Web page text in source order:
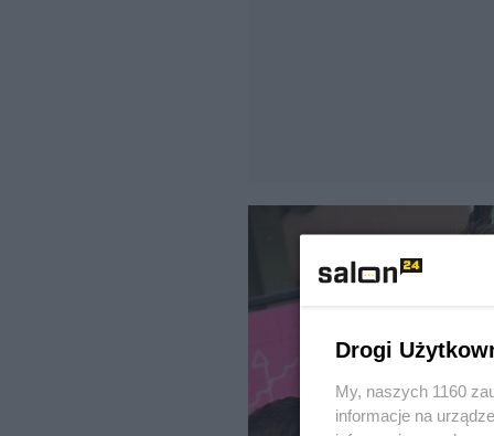
Drogi
My, naszych 1160
informacje na